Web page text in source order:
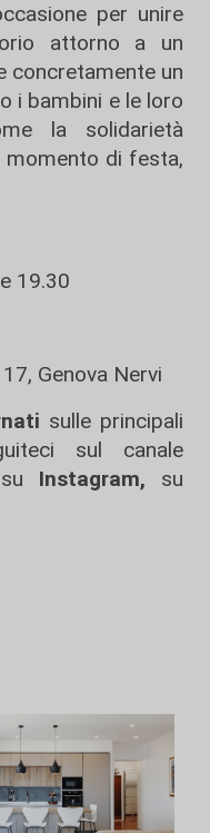
per unire
attorno a un
concretamente un
i bambini e le loro
la solidarietà
momento di festa,
19.30
Genova Nervi
sulle principali
sul canale
Instagram, su